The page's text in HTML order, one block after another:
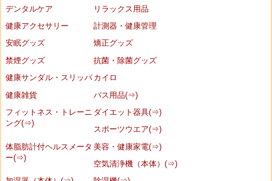
デンタルケア
リラックス用品
健康アクセサリー
計測器・健康管理
安眠グッズ
矯正グッズ
禁煙グッズ
抗菌・除菌グッズ
健康サンダル・スリッパ カイロ
健康雑貨
バス用品(⇒)
フィットネス・トレーニ
ング(⇒)
ダイエット器具(⇒)
スポーツウエア(⇒)
体脂肪計付ヘルスメータ
ー(⇒)
美容・健康家電(⇒)
空気清浄機（本体）(⇒)